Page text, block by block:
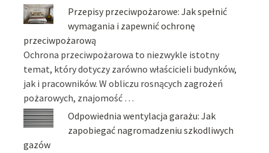
Przepisy przeciwpożarowe: Jak spełnić
wymagania i zapewnić ochronę
przeciwpożarową
Ochrona przeciwpożarowa to niezwykle istotny
temat, który dotyczy zarówno właścicieli budynków,
jak i pracowników. W obliczu rosnących zagrożeń
pożarowych, znajomość …
Odpowiednia wentylacja garażu: Jak
zapobiegać nagromadzeniu szkodliwych
gazów